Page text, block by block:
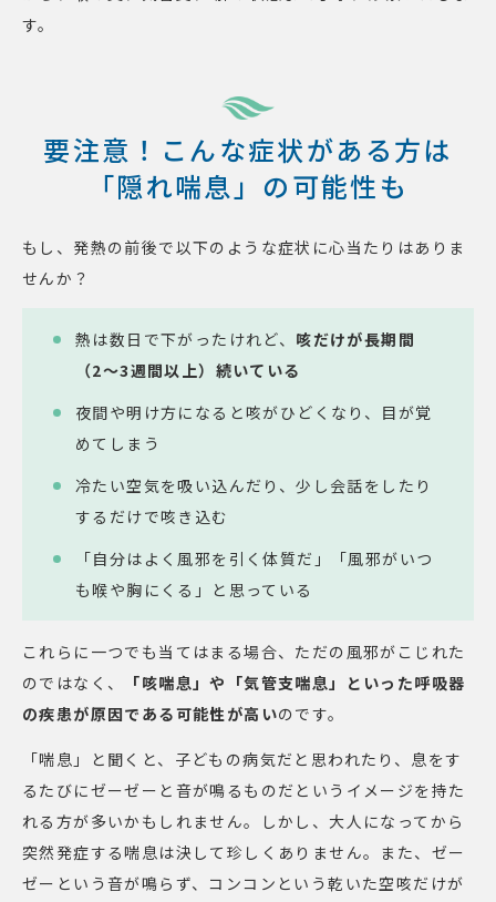
す。
要注意！こんな症状がある方は
「隠れ喘息」の可能性も
もし、発熱の前後で以下のような症状に心当たりはありま
せんか？
熱は数日で下がったけれど、 咳だけが長期間
（2〜3週間以上）続いている
夜間や明け方になると咳がひどくなり、目が覚
めてしまう
冷たい空気を吸い込んだり、少し会話をしたり
するだけで咳き込む
「自分はよく風邪を引く体質だ」「風邪がいつ
も喉や胸にくる」と思っている
これらに一つでも当てはまる場合、ただの風邪がこじれた
のではなく、
「咳喘息」や「気管支喘息」といった呼吸器
の疾患が原因である可能性が高いのです。
「喘息」と聞くと、子どもの病気だと思われたり、息をす
るたびにゼーゼーと音が鳴るものだというイメージを持た
れる方が多いかもしれません。しかし、大人になってから
突然発症する喘息は決して珍しくありません。また、ゼー
ゼーという音が鳴らず、コンコンという乾いた空咳だけが